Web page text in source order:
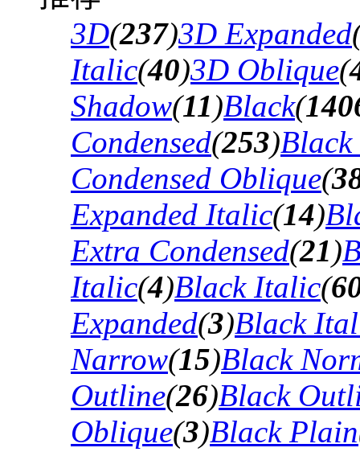
3D(237)3D Expanded
Italic(40)3D Oblique(
Shadow(11)Black(
Condensed(253)Black
Condensed Oblique(
Expanded Italic(14)
Extra Condensed(21)
Italic(4)Black Italic(
Expanded(3)Black
Narrow(15)Black
Outline(26)Black
Oblique(3)Black Plain